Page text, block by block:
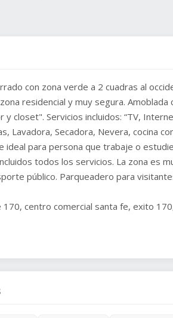
con zona verde a 2 cuadras al
residencial y muy segura. Amoblada
closet". Servicios incluidos: “TV,
Lavadora, Secadora, Nevera, cocina
ideal para persona que trabaje o
todos los servicios. La zona es
público. Parqueadero para
centro comercial santa fe, exito